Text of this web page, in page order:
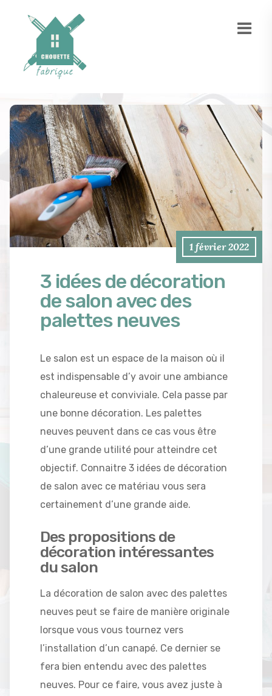
1 février 2022
3 idées de décoration
de salon avec des
palettes neuves
Le salon est un espace de la maison où il
est indispensable d’y avoir une ambiance
chaleureuse et conviviale. Cela passe par
une bonne décoration. Les palettes
neuves peuvent dans ce cas vous être
d’une grande utilité pour atteindre cet
objectif. Connaitre 3 idées de décoration
de salon avec ce matériau vous sera
certainement d’une grande aide.
Des propositions de
décoration intéressantes
du salon
La décoration de salon avec des palettes
neuves peut se faire de manière originale
lorsque vous vous tournez vers
l’installation d’un canapé. Ce dernier se
fera bien entendu avec des palettes
neuves. Pour ce faire, vous avez juste à